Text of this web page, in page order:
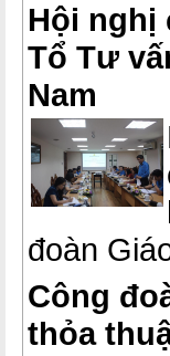
Hội nghị
Tổ Tư
Nam
đoàn
Công
thỏa